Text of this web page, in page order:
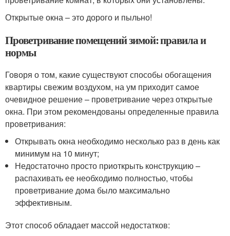
Открытые окна – это дорого и пыльно!
Проветривание помещений зимой: правила и
нормы
Говоря о том, какие существуют способы обогащения
квартиры свежим воздухом, на ум приходит самое
очевидное решение – проветривание через открытые
окна. При этом рекомендованы определенные правила
проветривания:
Открывать окна необходимо несколько раз в день как
минимум на 10 минут;
Недостаточно просто приоткрыть конструкцию –
распахивать ее необходимо полностью, чтобы
проветривание дома было максимально
эффективным.
Этот способ обладает массой недостатков: